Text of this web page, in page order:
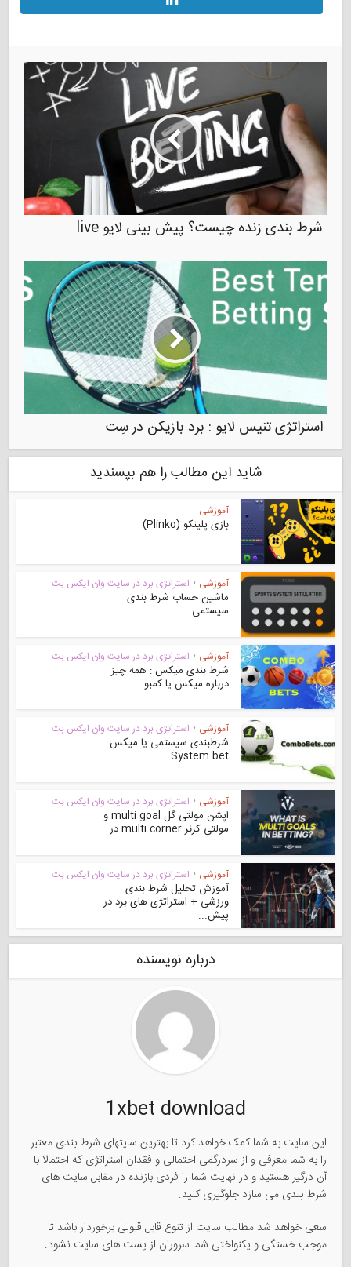
شرط بندی زنده چیست؟ پیش بینی لایو live
استراتژی تنیس لایو : برد بازیکن در سِت
شاید این مطالب را هم بپسندید
آموزشی
بازی پلینکو (Plinko)
آموزشی • استراتژی برد در سایت وان ایکس بت
ماشین حساب شرط بندی
سیستمی
آموزشی • استراتژی برد در سایت وان ایکس بت
شرط بندی میکس : همه چیز
درباره میکس یا کمبو
آموزشی • استراتژی برد در سایت وان ایکس بت
شرطبندی سیستمی یا میکس
System bet
آموزشی • استراتژی برد در سایت وان ایکس بت
اپشن مولتی گل multi goal و
مولتی کرنر multi corner در...
آموزشی • استراتژی برد در سایت وان ایکس بت
آموزش تحلیل شرط بندی
ورزشی + استراتژی های برد در
پیش...
درباره نویسنده
1xbet download
این سایت به شما کمک خواهد کرد تا بهترین سایتهای شرط بندی معتبر
را به شما معرفی و از سردرگمی احتمالی و فقدان استراتژی که احتمالا با
آن درگیر هستید و در نهایت شما را فردی بازنده در مقابل سایت های
شرط بندی می سازد جلوگیری کنید.
سعی خواهد شد مطالب سایت از تنوع قابل قبولی برخوردار باشد تا
موجب خستگی و یکنواختی شما سروران از پست های سایت نشود.